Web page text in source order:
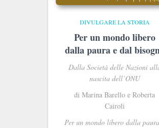
DIVULGARE LA STORIA
Per un mondo libero
dalla paura e dal
Dalla Società delle Nazioni
nascita dell’ONU
di Marina Barello e Roberta
Cairoli
Per un mondo libero dalla